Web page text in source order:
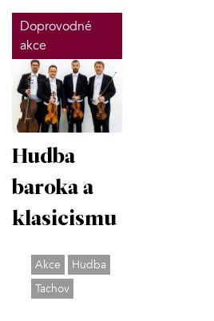
Doprovodné
akce
Hudba
baroka a
klasicismu
Akce
Hudba
Tachov